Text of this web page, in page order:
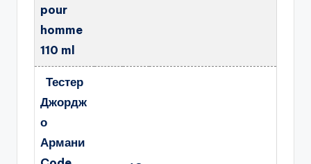
pour
homme
110 ml
Тестер
Джордж
о
Армани